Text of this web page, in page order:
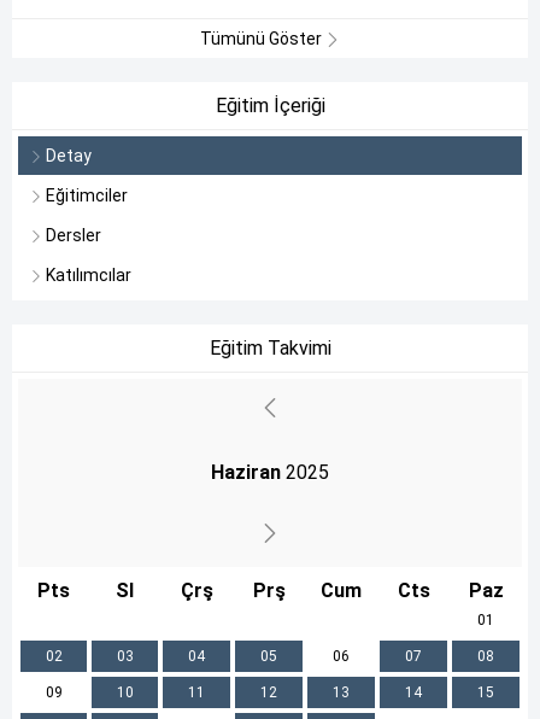
Tümünü Göster
Eğitim İçeriği
Detay
Eğitimciler
Dersler
Katılımcılar
Eğitim Takvimi
Haziran 2025
Pts Sl Çrş Prş Cum Cts Paz
01
02 03 04 05 06 07 08
09 10 11 12 13 14 15